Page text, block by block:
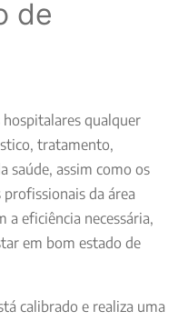
de
qualquer
tratamento,
saúde, assim como os
da área
a eficiência necessária,
em bom estado de
calibrado e realiza uma